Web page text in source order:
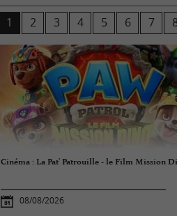
1 2 3 4 5 6 7 8
Cinéma : La Pat' Patrouille - le Film Mission
08/08/2026